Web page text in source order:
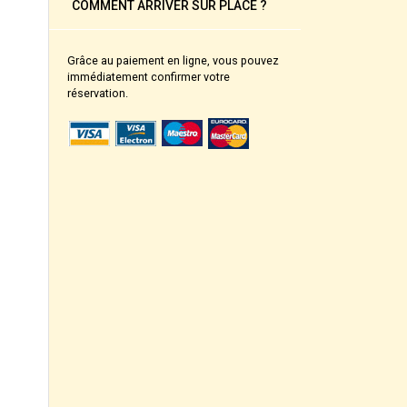
COMMENT ARRIVER SUR PLACE ?
Grâce au paiement en ligne, vous pouvez
immédiatement confirmer votre
réservation.